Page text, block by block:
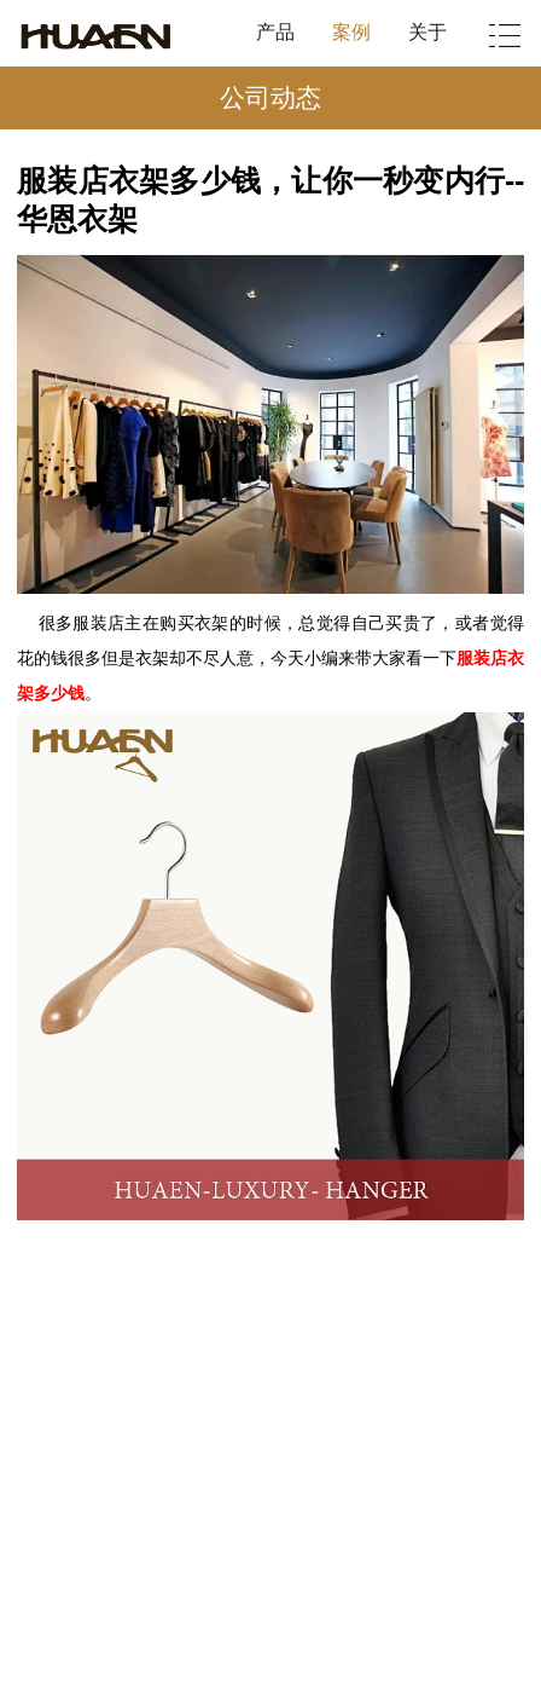
产品 案例 关于
公司动态
服装店衣架多少钱，让你一秒变内行--
华恩衣架
很多服装店主在购买衣架的时候，总觉得自己买贵了，或者觉得
花的钱很多但是衣架却不尽人意，今天小编来带大家看一下服装店衣
架多少钱。